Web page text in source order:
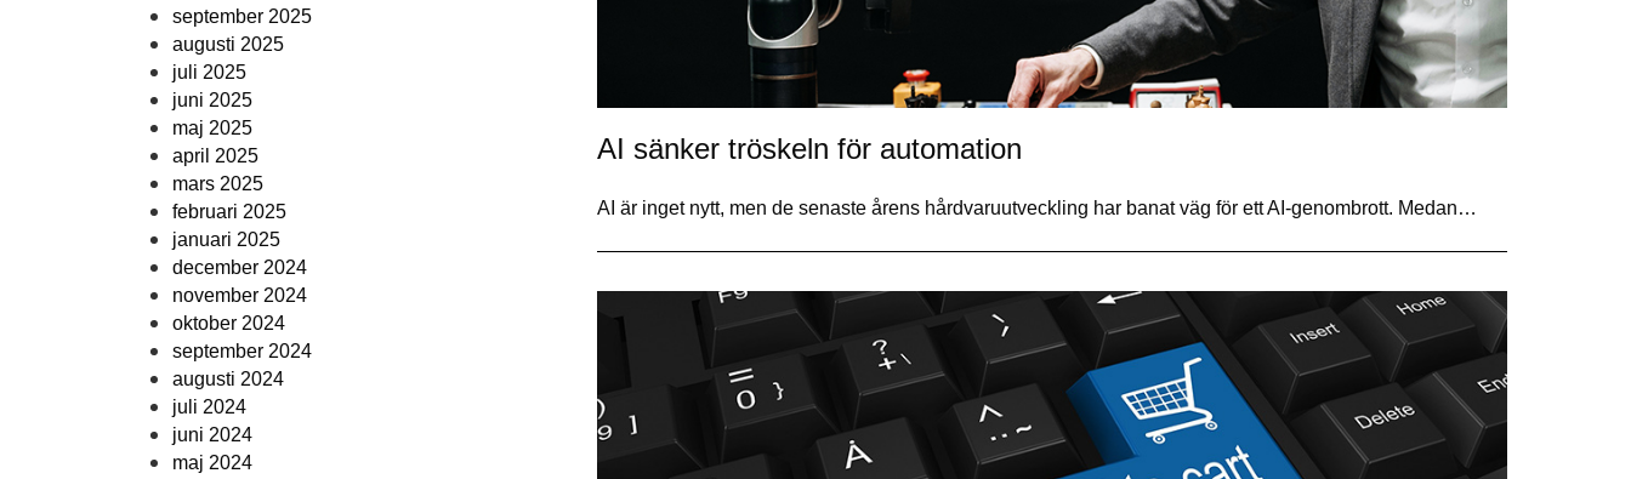
september 2025
augusti 2025
juli 2025
juni 2025
maj 2025
april 2025
mars 2025
februari 2025
januari 2025
december 2024
november 2024
oktober 2024
september 2024
augusti 2024
juli 2024
juni 2024
maj 2024
AI sänker tröskeln för automation
AI är inget nytt, men de senaste årens hårdvaruutveckling har banat väg för ett AI-genombrott. Medan…